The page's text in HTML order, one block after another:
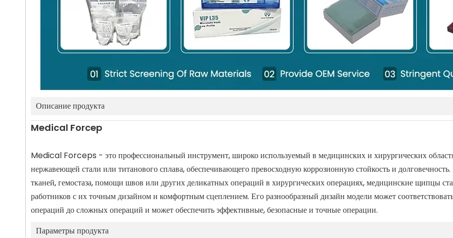
Описание продукта
Medical Forcep
Medical Forceps - это профессиональный инструмент, широко используемый в медицинских и хирургических
нержавеющей стали или титанового сплава, обеспечивающего превосходную коррозионную стойкость и
тканей, гемостаза, помощи швов или других деликатных операций в хирургических операциях, медицинские щипцы
работников с их точным дизайном и комфортным сцеплением. Его разнообразный дизайн модели может
операций до сложных операций и может обеспечить эффективные, безопасные и точные операции.
Параметры продукта